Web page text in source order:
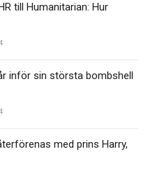
till Humanitarian: Hur
inför sin största bombshell
med prins Harry,